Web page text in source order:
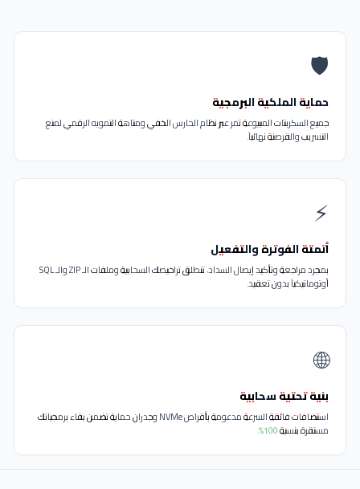
لماذا تختار منصة فكس هوست
الملكية البرمجية
المبيوعة تمر عبر نظام الحارس الخفي ومتاهة التمويه الرقمي لمنع
والقرصنة نهائياً.
الفوترة والتفعيل
بمجرد مراجعة وتأكيد إيصال السداد، تنطلق تراخيصك السحابية وملفات الـ ZIP والـ SQL
بدون تعقيد.